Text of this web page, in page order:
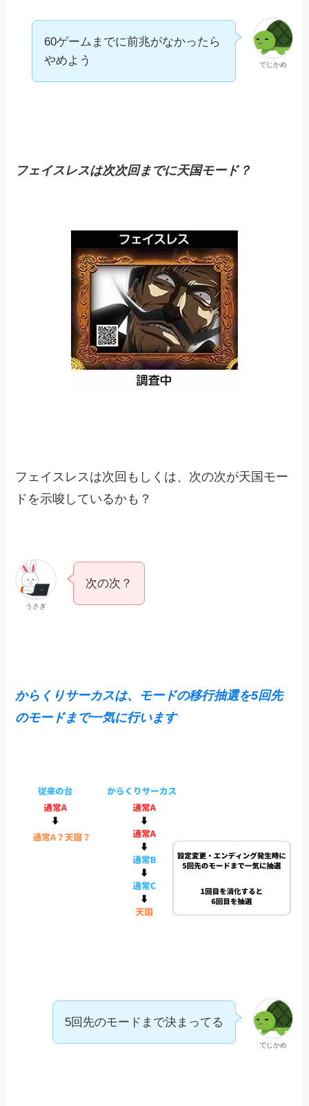
でじかめ
60ゲームまでに前兆がなかったら
やめよう
フェイスレスは次次回までに天国モード？
フェイスレスは次回もしくは、次の次が天国モー
ドを示唆しているかも？
うさぎ
次の次？
からくりサーカスは、モードの移行抽選を5回先
のモードまで一気に行います
でじかめ
5回先のモードまで決まってる